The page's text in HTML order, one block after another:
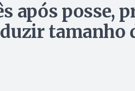
após posse,
tamanho